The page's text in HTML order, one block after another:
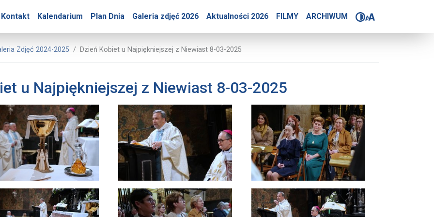
Kontakt Kalendarium Plan Dnia Galeria zdjęć 2026 Aktualności 2026 FILMY ARCHIWUM
– Dzień Kobiet u Najpiękniejszej z Niewiast 8-
Prasowe Jasnej Góry
Zdjęć 2024-2025 Dzień Kobiet u Najpiękniejszej z Niewiast 8-03-2025
u Najpiękniejszej z Niewiast 8-03-2025